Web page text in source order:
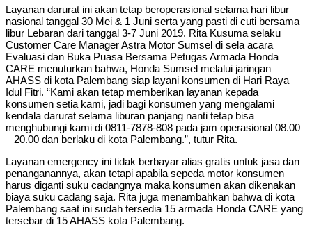
Layanan darurat ini akan tetap beroperasional selama hari libur
nasional tanggal 30 Mei & 1 Juni serta yang pasti di cuti bersama
libur Lebaran dari tanggal 3-7 Juni 2019. Rita Kusuma selaku
Customer Care Manager Astra Motor Sumsel di sela acara
Evaluasi dan Buka Puasa Bersama Petugas Armada Honda
CARE menuturkan bahwa, Honda Sumsel melalui jaringan
AHASS di kota Palembang siap layani konsumen di Hari Raya
Idul Fitri. “Kami akan tetap memberikan layanan kepada
konsumen setia kami, jadi bagi konsumen yang mengalami
kendala darurat selama liburan panjang nanti tetap bisa
menghubungi kami di 0811-7878-808 pada jam operasional 08.00
– 20.00 dan berlaku di kota Palembang.”, tutur Rita.
Layanan emergency ini tidak berbayar alias gratis untuk jasa dan
penanganannya, akan tetapi apabila sepeda motor konsumen
harus diganti suku cadangnya maka konsumen akan dikenakan
biaya suku cadang saja. Rita juga menambahkan bahwa di kota
Palembang saat ini sudah tersedia 15 armada Honda CARE yang
tersebar di 15 AHASS kota Palembang.